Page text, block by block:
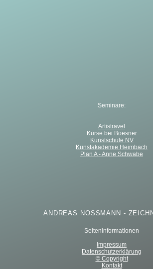
ANDREAS NOSSMANN -
Seiteninformationen
Impressum
Datenschutzerklärung
© Copyright
Kontakt
Seminare:
Artistravel
Kurse bei Boesner
Kunstschule NV
Kunstakademie Heimbach
Plan A - Anne Schwabe